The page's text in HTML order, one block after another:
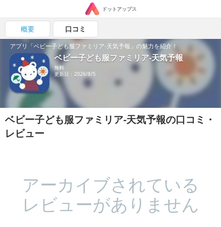
ドットアップス
概要 口コミ
アプリ「ベビー子ども服ファミリア-天気予報」の魅力を紹介！
ベビー子ども服ファミリア-天気予報
無料
更新日：2026/8/5
ベビー子ども服ファミリア-天気予報の口コミ・
レビュー
アーカイブされている
レビューがありません